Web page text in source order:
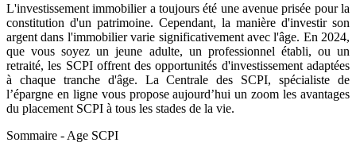
L'investissement immobilier a toujours été une avenue prisée pour la
constitution d'un patrimoine. Cependant, la manière d'investir son
argent dans l'immobilier varie significativement avec l'âge. En 2024,
que vous soyez un jeune adulte, un professionnel établi, ou un
retraité, les SCPI offrent des opportunités d'investissement adaptées
à chaque tranche d'âge. La Centrale des SCPI, spécialiste de
l’épargne en ligne vous propose aujourd’hui un zoom les avantages
du placement SCPI à tous les stades de la vie.
Sommaire - Age SCPI